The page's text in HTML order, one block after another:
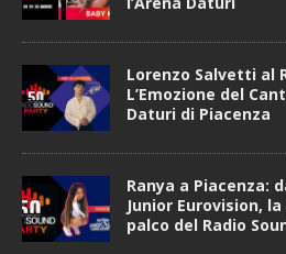
Lorenzo Salvetti al
L’Emozione del
Daturi di Piacenza
Ranya a Piacenza:
Junior Eurovision,
palco del Radio